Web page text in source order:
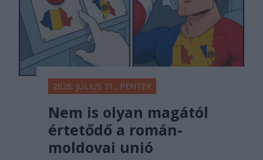
2026. JÚLIUS 31., PÉNTEK
Nem is olyan magától
értetődő a román-
moldovai unió